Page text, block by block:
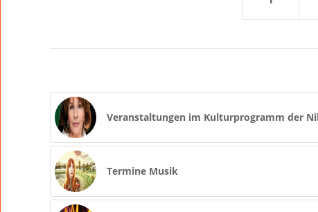
Veranstaltungen im Kulturprogramm der
Termine Musik